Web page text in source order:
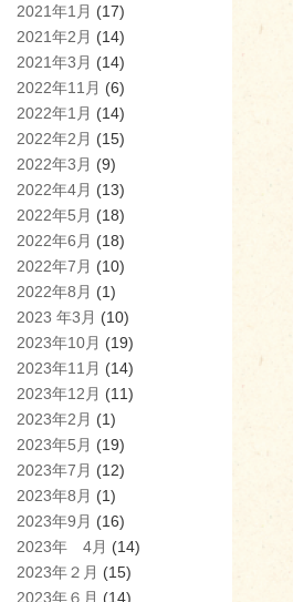
2021年1月 (17)
2021年2月 (14)
2021年3月 (14)
2022年11月 (6)
2022年1月 (14)
2022年2月 (15)
2022年3月 (9)
2022年4月 (13)
2022年5月 (18)
2022年6月 (18)
2022年7月 (10)
2022年8月 (1)
2023 年3月 (10)
2023年10月 (19)
2023年11月 (14)
2023年12月 (11)
2023年2月 (1)
2023年5月 (19)
2023年7月 (12)
2023年8月 (1)
2023年9月 (16)
2023年 4月 (14)
2023年２月 (15)
2023年６月 (14)